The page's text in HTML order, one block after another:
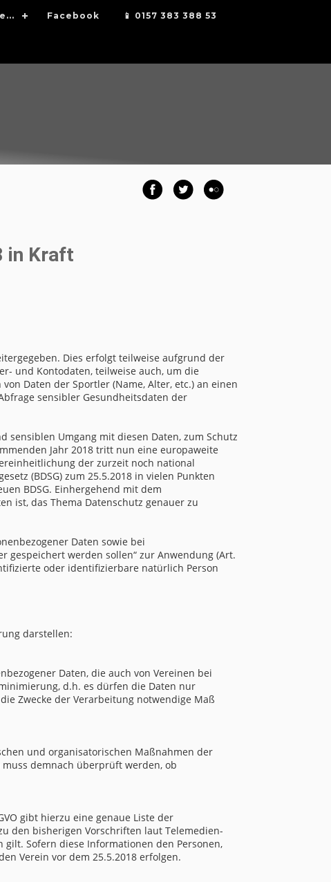
Facebook 📱 0157 383 388 53
in Kraft
Dies erfolgt teilweise aufgrund der
und Kontodaten, teilweise auch, um die
Daten der Sportler (Name, Alter, etc.) an einen
sensibler Gesundheitsdaten der
Umgang mit diesen Daten, zum Schutz
Jahr 2018 tritt nun eine europaweite
der zurzeit noch national
(BDSG) zum 25.5.2018 in vielen Punkten
BDSG. Einhergehend mit dem
ist, das Thema Datenschutz genauer zu
Daten sowie bei
gespeichert werden sollen“ zur Anwendung (Art.
oder identifizierbare natürlich Person
darstellen:
Daten, die auch von Vereinen bei
d.h. es dürfen die Daten nur
Zwecke der Verarbeitung notwendige Maß
und organisatorischen Maßnahmen der
demnach überprüft werden, ob
gibt hierzu eine genaue Liste der
den bisherigen Vorschriften laut Telemedien-
Sofern diese Informationen den Personen,
Verein vor dem 25.5.2018 erfolgen.